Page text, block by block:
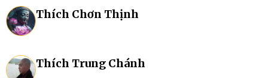
Thích Chơn Thịnh
Thích Trung Chánh